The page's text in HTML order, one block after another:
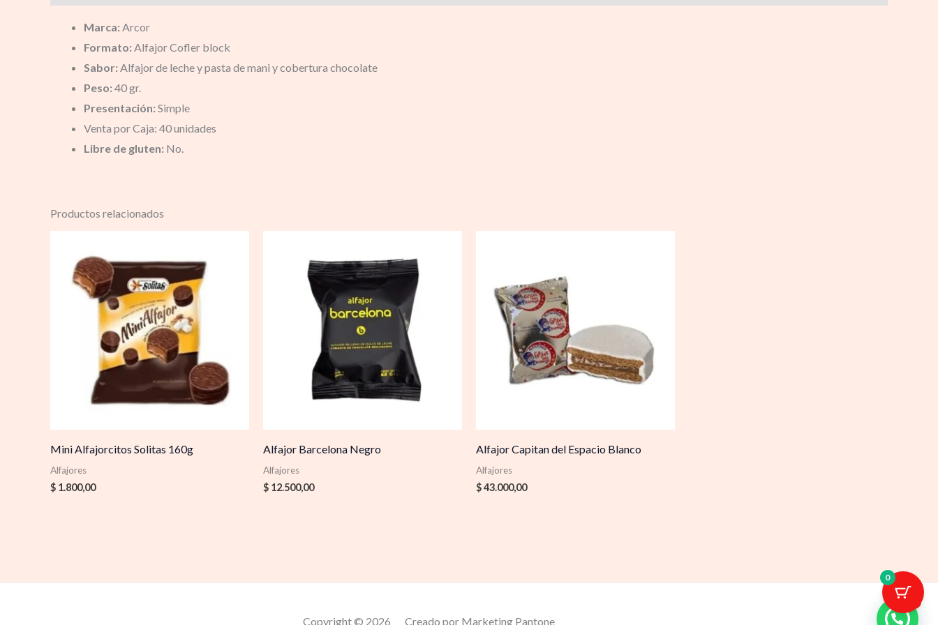
Marca: Arcor
Formato: Alfajor Cofler block
Sabor: Alfajor de leche y pasta de mani y cobertura chocolate
Peso: 40 gr.
Presentación: Simple
Venta por Caja: 40 unidades
Libre de gluten: No.
Productos relacionados
Mini Alfajorcitos Solitas 160g
Alfajores
$ 1.800,00
Alfajor Barcelona Negro
Alfajores
$ 12.500,00
Alfajor Capitan del Espacio Blanco
Alfajores
$43.000,00
Copyright © 2026 Creado por Marketing Pantone
0